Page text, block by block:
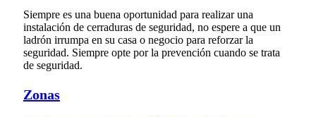
Siempre es una buena oportunidad para realizar una
instalación de cerraduras de seguridad, no espere a que un
ladrón irrumpa en su casa o negocio para reforzar la
seguridad. Siempre opte por la prevención cuando se trata
de seguridad.
Zonas